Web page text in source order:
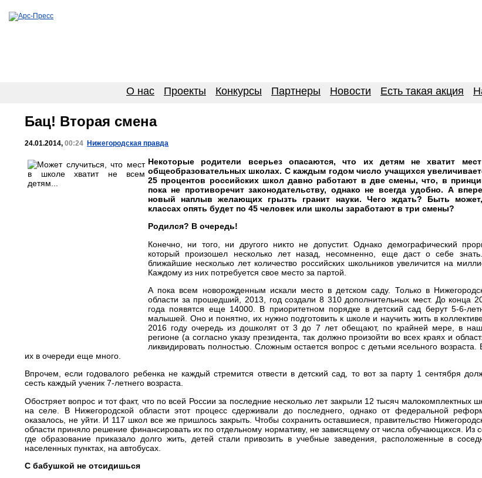
О нас Проекты Конкурсы Партнеры Новости Есть такая акция
Бац! Вторая смена
24.01.2014, 00:24 Нижегородская правда
Некоторые родители всерьез опасаются, что их детям не хватит
общеобразовательных школах. С каждым годом число учащихся
25 процентов российских школ давно работают в две смены, что, в
пока не противоречит законодательству, однако не всегда удобно. А
новый наплыв желающих грызть гранит науки. Чего ждать? Быть
классах опять будет по 45 человек или школы заработают в три смены?
Родился? В очередь!
Конечно, ни того, ни другого никто не допустит. Однако демографический
который произошел несколько лет назад, несомненно, еще даст о себе
ближайшие несколько лет количество российских школьников увеличится на
Каждому из них потребуется свое место за партой.
А пока всем новорожденным искали место в детском саду. Только в
области за прошедший, 2013, год создали 8 310 дополнительных мест. До конца
года появятся еще 14000. В приоритетном порядке в детский сад берут 5-6-
малышей. Оно и понятно, их нужно подготовить к школе и научить жить в
2016 году очередь из дошколят от 3 до 7 лет обещают, по крайней мере, в
регионе (а согласно указу президента, так должно произойти во всех краях и
ликвидировать полностью. Сложным остается вопрос с детьми ясельного возраста.
их в очереди еще много.
Впрочем, если годовалого ребенка не каждый стремится отвести в детский сад, то вот за парту 1 сентября
сесть каждый ученик 7-летнего возраста.
Обостряет вопрос и тот факт, что по всей России за последние несколько лет закрыли 12 тысяч малокомплектных
на селе. В Нижегородской области этот процесс сдерживали до последнего, однако от федеральной
оказалось, не уйти. И 117 школ все же пришлось закрыть. Чтобы сохранить оставшиеся, правительство
области приняло решение финансировать их по отдельному нормативу, не зависящему от числа обучающихся. Из
где образование приказало долго жить, детей стали привозить в учебные заведения, расположенные в
населенных пунктах, на автобусах.
С бабушкой не отсидишься